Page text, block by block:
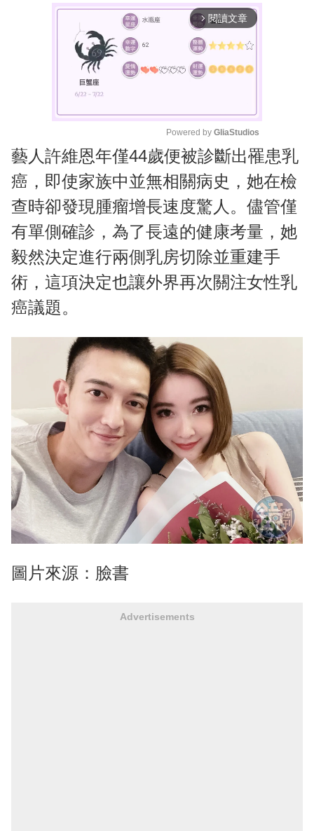
arrow_forward_ios 閱讀文章
M
t
Powered by GliaStudios
藝人許維恩年僅44歲便被診斷出罹患乳
癌，即使家族中並無相關病史，她在檢
查時卻發現腫瘤增長速度驚人。儘管僅
有單側確診，為了長遠的健康考量，她
毅然決定進行兩側乳房切除並重建手
術，這項決定也讓外界再次關注女性乳
癌議題。
圖片來源：臉書
Advertisements